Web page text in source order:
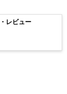
レビュー